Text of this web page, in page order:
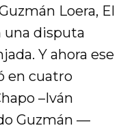
Loera, El
una disputa
Y ahora ese
en cuatro
–Iván
Guzmán —